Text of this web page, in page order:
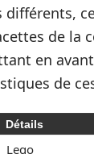
de la
en
de
Détails
Lego